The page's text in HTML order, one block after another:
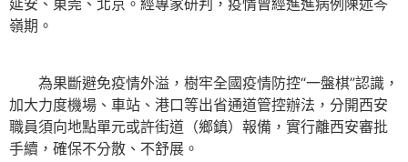
延安、東莞、北京。經專家研判，疫情曾經進進病例陳述岑
嶺期。
為果斷避免疫情外溢，樹牢全國疫情防控“一盤棋”認識，
加大力度機場、車站、港口等出省通道管控辦法，分開西安
職員須向地點單元或許街道（鄉鎮）報備，實行離西安審批
手續，確保不分散、不舒展。